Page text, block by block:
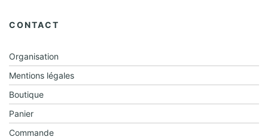
CONTACT
Organisation
Mentions légales
Boutique
Panier
Commande